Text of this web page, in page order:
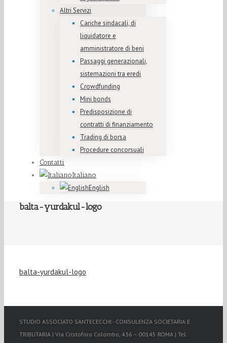
Altri Servizi
Cariche sindacali, di
liquidatore e
amministratore di beni
Passaggi generazionali,
sistemazioni tra eredi
Crowdfunding
Mini bonds
Predisposizione di
contratti di finanziamento
Trading di borsa
Procedure concorsuali
Contatti
Italiano
English
balta-yurdakul-logo
balta-yurdakul-logo
STUDIO ASSOCIATO SANTECECCHI - CONSULENZA SOCIETARIA E
TRIBUTARIA | Via Cristoforo Colombo, 436 – 00145 ROMA | Tel.